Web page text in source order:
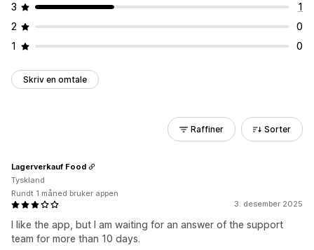
3
1
2
0
1
0
Skriv en omtale
Raffiner Sorter
3. desember 2025
I like the app, but I am waiting for an answer of the support
team for more than 10 days.
Lagerverkauf Food
Tyskland
Rundt 1 måned bruker appen